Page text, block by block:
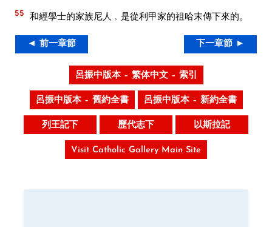
55 和經學士的家族尼人﹐是從利甲家的祖哈末傳下來的。
◄ 前一章節 下一章節 ►
呂振中版本 – 繁体中文 – 索引
呂振中版本 – 舊約全書 呂振中版本 – 新約全書
列王記下 歷代志下 以斯拉記
Visit Catholic Gallery Main Site